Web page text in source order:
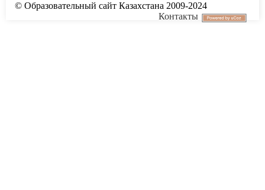
© Образовательный сайт Казахстана 2009-2024
Контакты